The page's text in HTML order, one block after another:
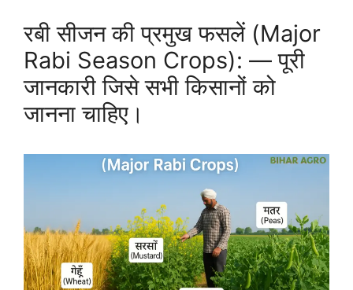
रबी सीजन की प्रमुख फसलें (Major
Rabi Season Crops): — पूरी
जानकारी जिसे सभी किसानों को
जानना चाहिए।